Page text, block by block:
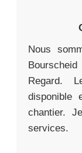
Nous
Regard.
chantier.
services.